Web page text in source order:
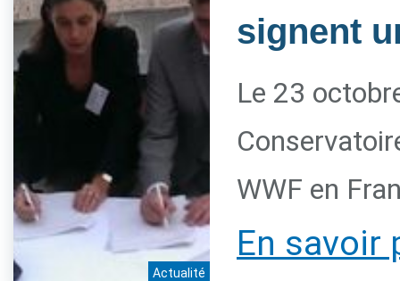
Actualité
signent
Le 23
WWF en
En savoir